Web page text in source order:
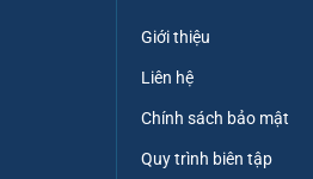
Giới thiệu
Liên hệ
Chính sách bảo mật
Quy trình biên tập